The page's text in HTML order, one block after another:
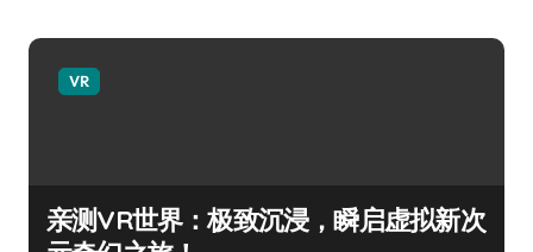
VR
亲测VR世界：极致沉浸，瞬启虚拟新次